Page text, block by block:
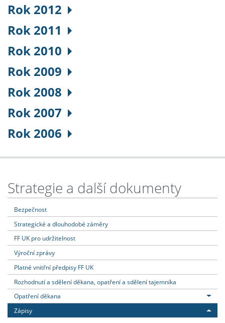
Rok 2012
Rok 2011
Rok 2010
Rok 2009
Rok 2008
Rok 2007
Rok 2006
Strategie a další dokumenty
Bezpečnost
Strategické a dlouhodobé záměry
FF UK pro udržitelnost
Výroční zprávy
Platné vnitřní předpisy FF UK
Rozhodnutí a sdělení děkana, opatření a sdělení tajemníka
Opatření děkana
Zápisy